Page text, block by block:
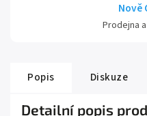
Nově
Prodejna
Popis Diskuze
Detailní popis